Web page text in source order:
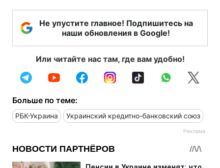
Не упустите главное! Подпишитесь на
наши обновления в Google!
Или читайте нас там, где вам удобно!
Больше по теме:
РБК-Украина Украинский кредитно-банковский союз